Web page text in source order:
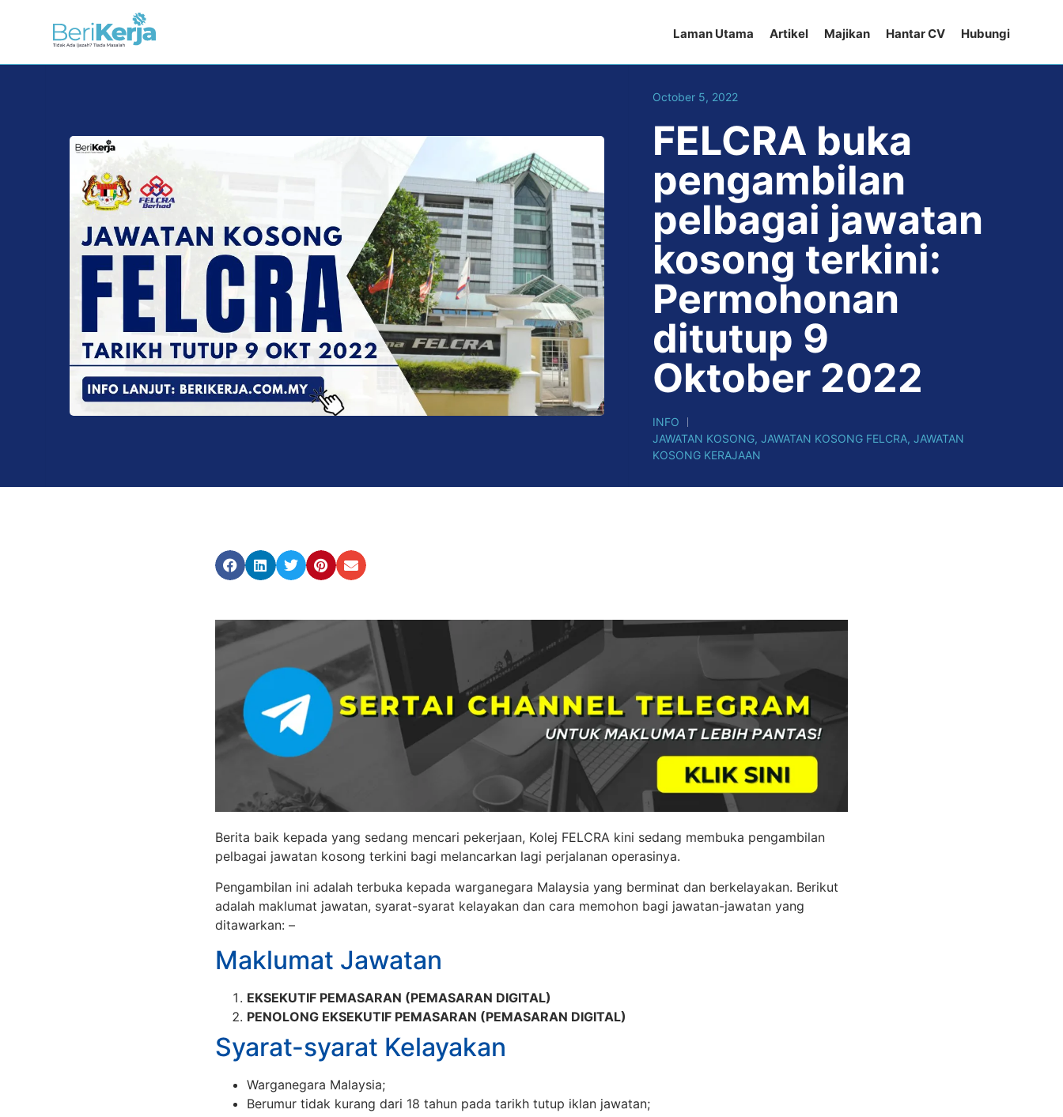
Laman Utama Artikel Majikan Hantar CV Hubungi
October 5, 2022
FELCRA buka
pengambilan
pelbagai jawatan
kosong terkini:
Permohonan
ditutup 9
Oktober 2022
INFO
JAWATAN KOSONG, JAWATAN KOSONG FELCRA, JAWATAN
KOSONG KERAJAAN
Berita baik kepada yang sedang mencari pekerjaan, Kolej FELCRA kini sedang membuka pengambilan
pelbagai jawatan kosong terkini bagi melancarkan lagi perjalanan operasinya.
Pengambilan ini adalah terbuka kepada warganegara Malaysia yang berminat dan berkelayakan. Berikut
adalah maklumat jawatan, syarat-syarat kelayakan dan cara memohon bagi jawatan-jawatan yang
ditawarkan: –
Maklumat Jawatan
EKSEKUTIF PEMASARAN (PEMASARAN DIGITAL)
PENOLONG EKSEKUTIF PEMASARAN (PEMASARAN DIGITAL)
Syarat-syarat Kelayakan
Warganegara Malaysia;
Berumur tidak kurang dari 18 tahun pada tarikh tutup iklan jawatan;